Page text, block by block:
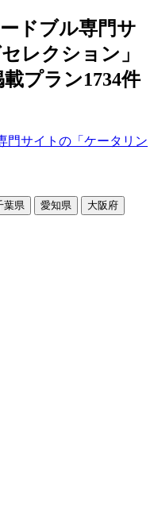
ドブル専門サ
レクション」
プラン1734件
葉県 愛知県
大阪府